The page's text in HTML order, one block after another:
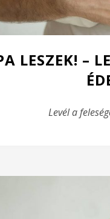
LESZEK! –
Levél a